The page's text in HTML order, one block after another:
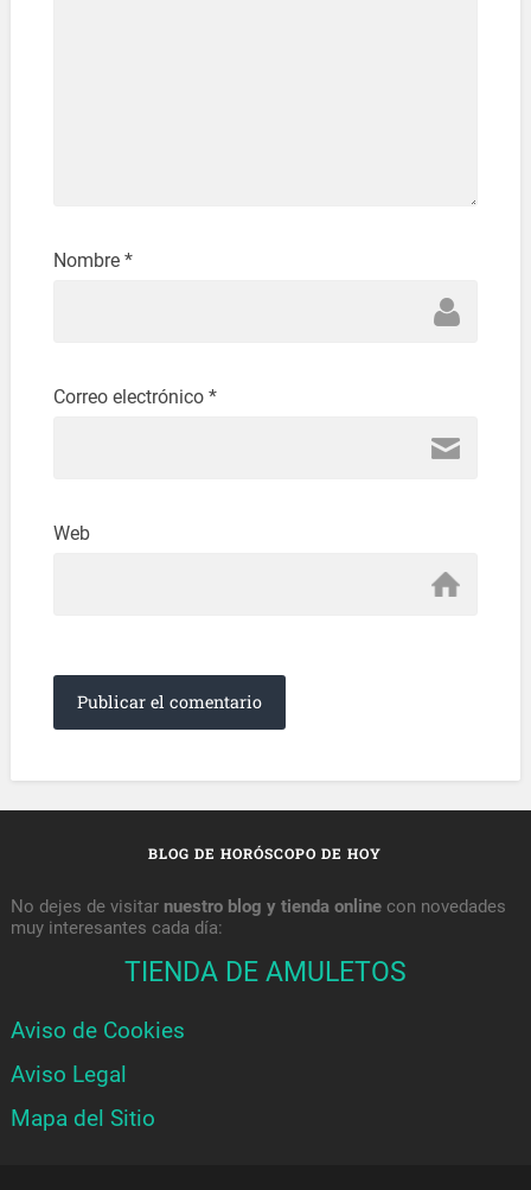
Nombre *
Correo electrónico *
Web
BLOG DE HORÓSCOPO DE HOY
No dejes de visitar nuestro blog y tienda onlinecon novedades
muy interesantes cada día:
TIENDA DE AMULETOS
Aviso de Cookies
Aviso Legal
Mapa del Sitio